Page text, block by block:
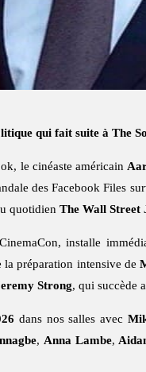
qui fait suite à The
le cinéaste américain
des Facebook Files
quotidien The Wall Street
installe
la préparation intensive de
Strong, qui succède
dans nos salles avec
, Anna Lambe,